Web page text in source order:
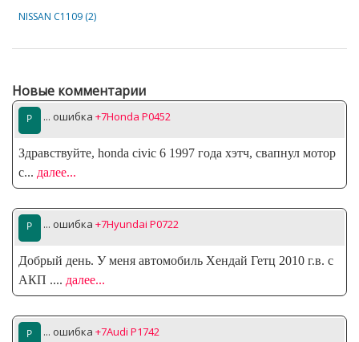
NISSAN C1109 (2)
Новые комментарии
... ошибка +7Honda P0452
Здравствуйте, honda civic 6 1997 года хэтч, свапнул мотор
с... далее...
... ошибка +7Hyundai P0722
Добрый день. У меня автомобиль Хендай Гетц 2010 г.в. с
АКП .... далее...
... ошибка +7Audi P1742